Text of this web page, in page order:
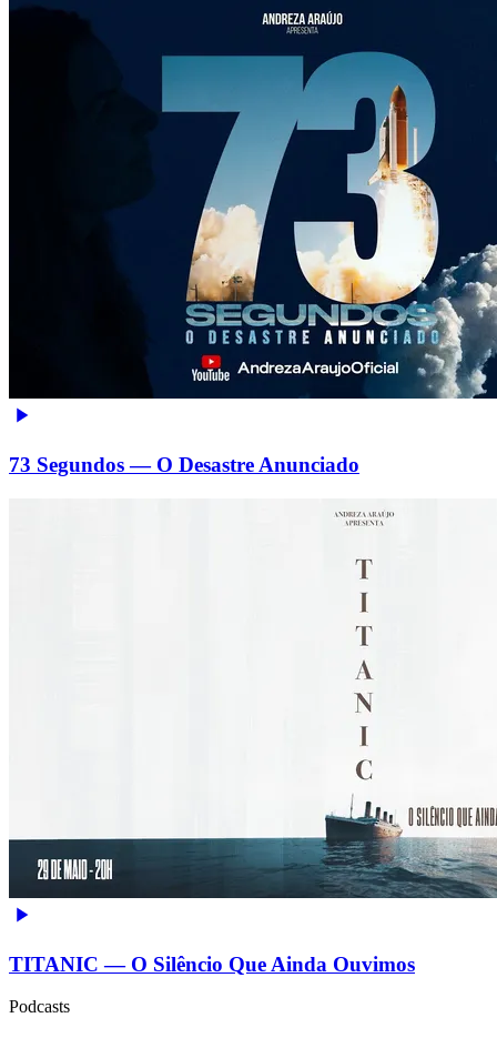
73 Segundos — O Desastre Anunciado
TITANIC — O Silêncio Que Ainda Ouvimos
Podcasts